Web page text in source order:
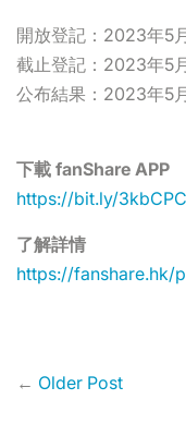
開放登記：2023年5
截止登記：2023年5
公布結果：2023年5
下載 fanShare APP
https://bit.ly/
了解詳情
https://fanshare.hk/
← Older Post